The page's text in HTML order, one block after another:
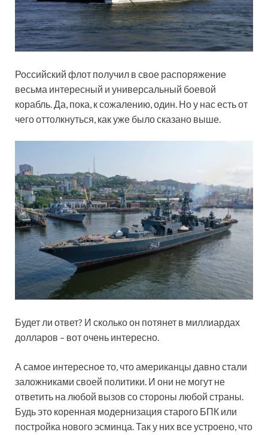
Российский флот получил в свое распоряжение
весьма интересный и универсальный боевой
корабль. Да, пока, к сожалению, один. Но у нас есть от
чего оттолкнуться, как уже было сказано выше.
Будет ли ответ? И сколько он потянет в миллиардах
долларов – вот очень интересно.
А самое интересное то, что американцы давно стали
заложниками своей политики. И они не могут не
ответить на любой вызов со стороны любой страны.
Будь это коренная модернизация старого БПК или
постройка нового эсминца. Так у них все устроено, что